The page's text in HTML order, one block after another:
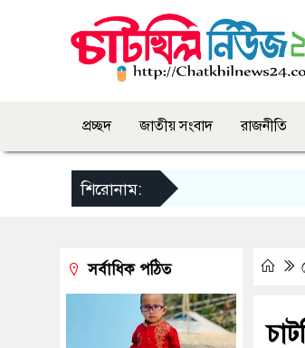
প্রচ্ছদ জাতীয় সংবাদ রাজনীতি
শিরোনাম:
সর্বাধিক পঠিত